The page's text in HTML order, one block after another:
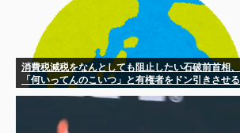
消費税減税をなんとしても阻止したい石破前首相、
「何いってんのこいつ」と有権者をドン引きさせる